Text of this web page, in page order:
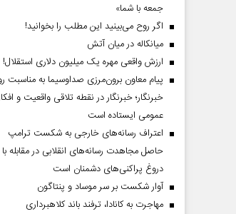
جمعه با شما»
اگر روح می‌بینید این مطلب را بخوانید!
میانکاله در میان آتش
ارزش واقعی مهره یک میلیون دلاری استقلال!
پیام معاون برون‌مرزی صداوسیما به مناسبت
خبرنگار؛ خبرنگار در نقطه تلاقی واقعیت و
عمومی ایستاده است
اعتراف رسانه‌های خارجی به شکست ترامپ
حاصل مجاهدت رسانه‌های انقلابی در مقابله با
دروغ پراکنی‌های دشمنان است
آوار شکست بر سر موساد و پنتاگون
مهاجرت به کانادا، ترفند باند کلاهبرداری